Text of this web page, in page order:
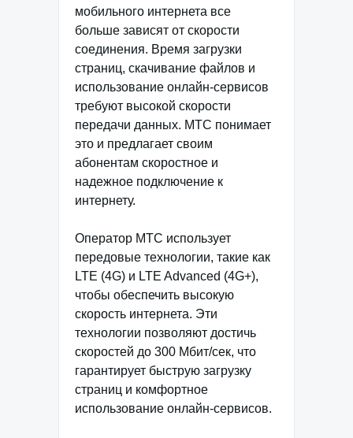
мобильного интернета все
больше зависят от скорости
соединения. Время загрузки
страниц, скачивание файлов и
использование онлайн-сервисов
требуют высокой скорости
передачи данных. МТС понимает
это и предлагает своим
абонентам скоростное и
надежное подключение к
интернету.
Оператор МТС использует
передовые технологии, такие как
LTE (4G) и LTE Advanced (4G+),
чтобы обеспечить высокую
скорость интернета. Эти
технологии позволяют достичь
скоростей до 300 Мбит/сек, что
гарантирует быструю загрузку
страниц и комфортное
использование онлайн-сервисов.